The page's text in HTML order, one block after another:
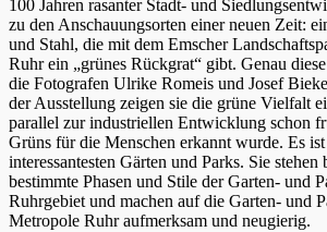
100 Jahren rasanter Stadt- und
zu den Anschauungsorten einer neuen Zeit:
und Stahl, die mit dem Emscher
Ruhr ein „grünes Rückgrat“ gibt. Genau
die Fotografen Ulrike Romeis und Josef
der Ausstellung zeigen sie die grüne Vielfalt
parallel zur industriellen Entwicklung schon
Grüns für die Menschen erkannt wurde. Es
interessantesten Gärten und Parks. Sie
bestimmte Phasen und Stile der Garten- und
Ruhrgebiet und machen auf die Garten- und
Metropole Ruhr aufmerksam und neugierig.